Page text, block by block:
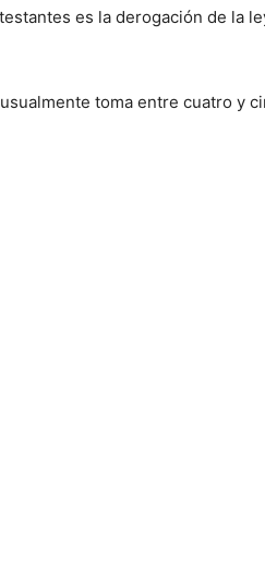
es la derogación de la
toma entre cuatro y